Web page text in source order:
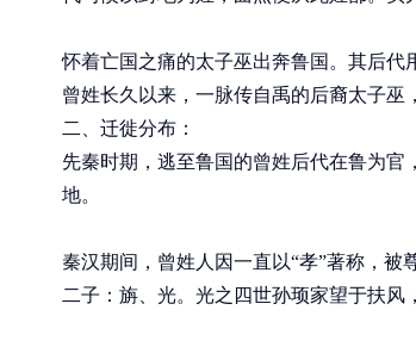
怀着亡国之痛的太子巫出奔鲁国。其后代
曾姓长久以来，一脉传自禹的后裔太子巫
二、迁徙分布：
先秦时期，逃至鲁国的曾姓后代在鲁为
地。
秦汉期间，曾姓人因一直以“孝”著称，被
二子：旃、光。光之四世孙顼家望于扶风